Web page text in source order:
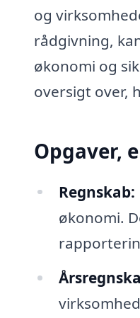
og
rådgivning,
økonomi og
oversigt over,
Opgaver,
Regnskab:
økonomi.